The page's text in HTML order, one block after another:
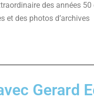
des années 50
et des photos d’archives
Gerard